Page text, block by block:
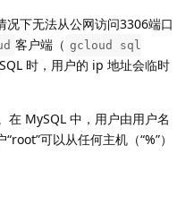
况下无法从公网访问3306端口
客户端（ gcloud sql
时，用户的 ip 地址会临时
在 MySQL 中，用户由用户名
可以从任何主机（“%”）